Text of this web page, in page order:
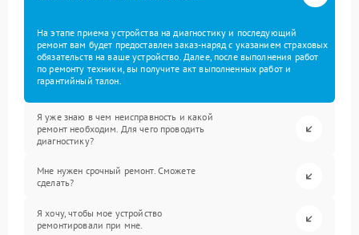
На этапе приема устройства на диагностику и последующий
ремонт вам будет предоставлен заказ-наряд с указанием страховых
обязательств на ваше устройство. Далее, после выполнения работ
по ремонту техники, вы получите акт выполненных работ и
гарантийный талон.
Я уже знаю в чем неисправность и какой
ремонт необходим. Для чего проводить
диагностику?
Мне нужен срочный ремонт. Сможете
сделать?
Я хочу, чтобы мое устройство
ремонтировали при мне.